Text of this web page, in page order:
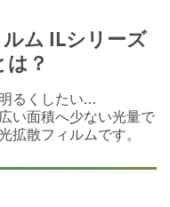
ム ILシリーズ
は？
るくしたい…
い面積へ少ない光量で
拡散フィルムです。